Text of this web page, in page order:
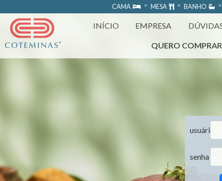
https://www.coteminas.com.br/desenv-web/htm11/
CAMA º MESA º BANHO
INÍCIO EMPRESA
QUERO COMPRAR
usuário
senha